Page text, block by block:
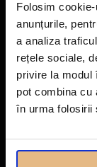
Folosim
anunțurile,
a analiza
rețele sociale,
privire la modul
pot combina cu
în urma folosirii
Fit4You
Dorobanti:
(fosta
Demisol.